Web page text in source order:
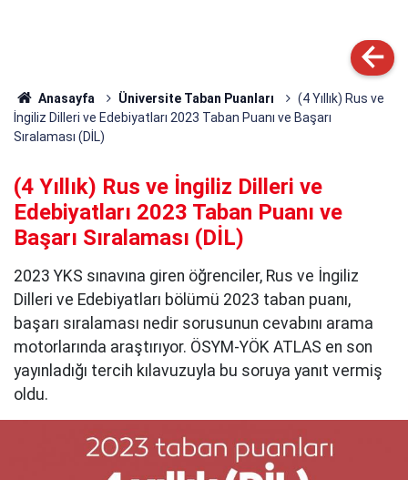
Anasayfa Üniversite Taban Puanları
(4 Yıllık) Rus ve
İngiliz Dilleri ve Edebiyatları 2023 Taban Puanı ve Başarı
Sıralaması (DİL)
(4 Yıllık) Rus ve İngiliz Dilleri ve
Edebiyatları 2023 Taban Puanı ve
Başarı Sıralaması (DİL)
2023 YKS sınavına giren öğrenciler, Rus ve İngiliz
Dilleri ve Edebiyatları bölümü 2023 taban puanı,
başarı sıralaması nedir sorusunun cevabını arama
motorlarında araştırıyor. ÖSYM-YÖK ATLAS en son
yayınladığı tercih kılavuzuyla bu soruya yanıt vermiş
oldu.